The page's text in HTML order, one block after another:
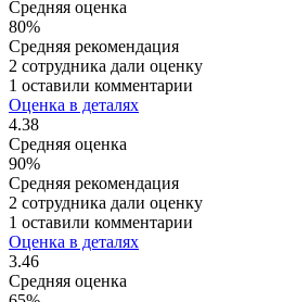
Средняя оценка
80%
Средняя рекомендация
2 сотрудника дали оценку
1 оставили комментарии
Оценка в деталях
4.38
Средняя оценка
90%
Средняя рекомендация
2 сотрудника дали оценку
1 оставили комментарии
Оценка в деталях
3.46
Средняя оценка